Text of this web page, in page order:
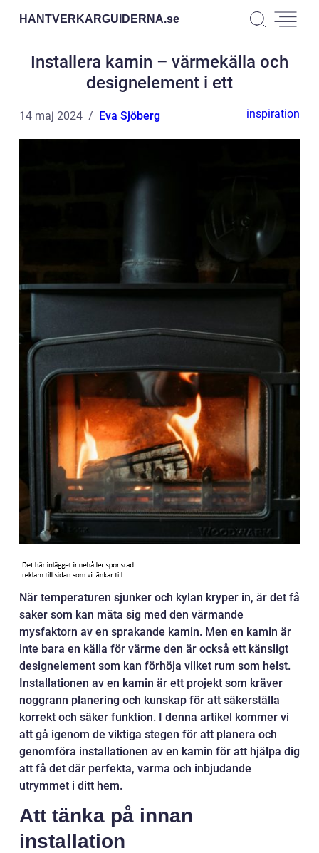
HANTVERKARGUIDERNA.se
Installera kamin – värmekälla och
designelement i ett
14 maj 2024 Eva Sjöberg inspiration
När temperaturen sjunker och kylan kryper in, är det få
saker som kan mäta sig med den värmande
mysfaktorn av en sprakande kamin. Men en kamin är
inte bara en källa för värme den är också ett känsligt
designelement som kan förhöja vilket rum som helst.
Installationen av en kamin är ett projekt som kräver
noggrann planering och kunskap för att säkerställa
korrekt och säker funktion. I denna artikel kommer vi
att gå igenom de viktiga stegen för att planera och
genomföra installationen av en kamin för att hjälpa dig
att få det där perfekta, varma och inbjudande
utrymmet i ditt hem.
Att tänka på innan
installation